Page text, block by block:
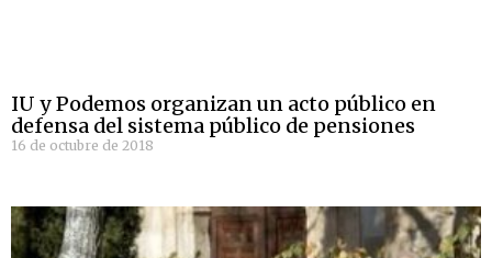
IU y Podemos organizan un acto público en
defensa del sistema público de pensiones
16 de octubre de 2018